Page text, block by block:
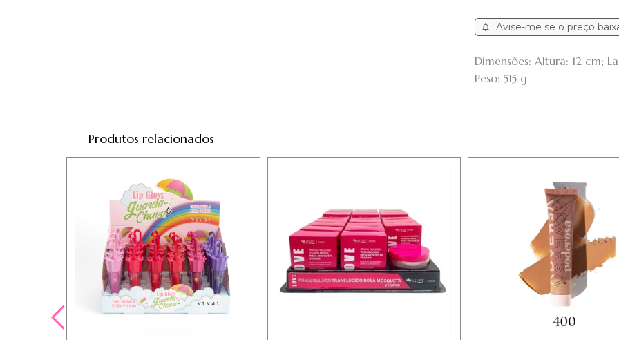
Avise-me se o preço
Dimensões: Altura: 12 cm;
Peso: 515 g
Produtos relacionados